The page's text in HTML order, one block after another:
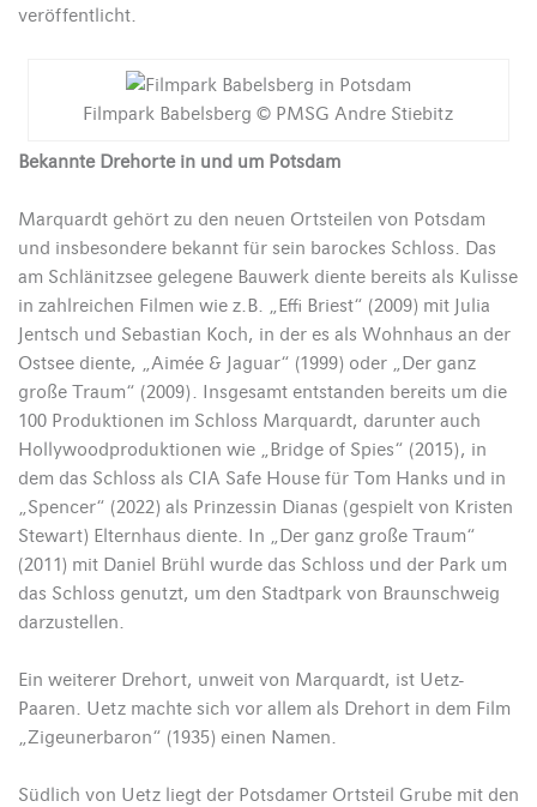
veröffentlicht.
Filmpark Babelsberg © PMSG Andre Stiebitz
Bekannte Drehorte in und um Potsdam
Marquardt gehört zu den neuen Ortsteilen von Potsdam
und insbesondere bekannt für sein barockes Schloss. Das
am Schlänitzsee gelegene Bauwerk diente bereits als Kulisse
in zahlreichen Filmen wie z.B. „Effi Briest“ (2009) mit Julia
Jentsch und Sebastian Koch, in der es als Wohnhaus an der
Ostsee diente, „Aimée & Jaguar“ (1999) oder „Der ganz
große Traum“ (2009). Insgesamt entstanden bereits um die
100 Produktionen im Schloss Marquardt, darunter auch
Hollywoodproduktionen wie „Bridge of Spies“ (2015), in
dem das Schloss als CIA Safe House für Tom Hanks und in
„Spencer“ (2022) als Prinzessin Dianas (gespielt von Kristen
Stewart) Elternhaus diente. In „Der ganz große Traum“
(2011) mit Daniel Brühl wurde das Schloss und der Park um
das Schloss genutzt, um den Stadtpark von Braunschweig
darzustellen.
Ein weiterer Drehort, unweit von Marquardt, ist Uetz-
Paaren. Uetz machte sich vor allem als Drehort in dem Film
„Zigeunerbaron“ (1935) einen Namen.
Südlich von Uetz liegt der Potsdamer Ortsteil Grube mit den